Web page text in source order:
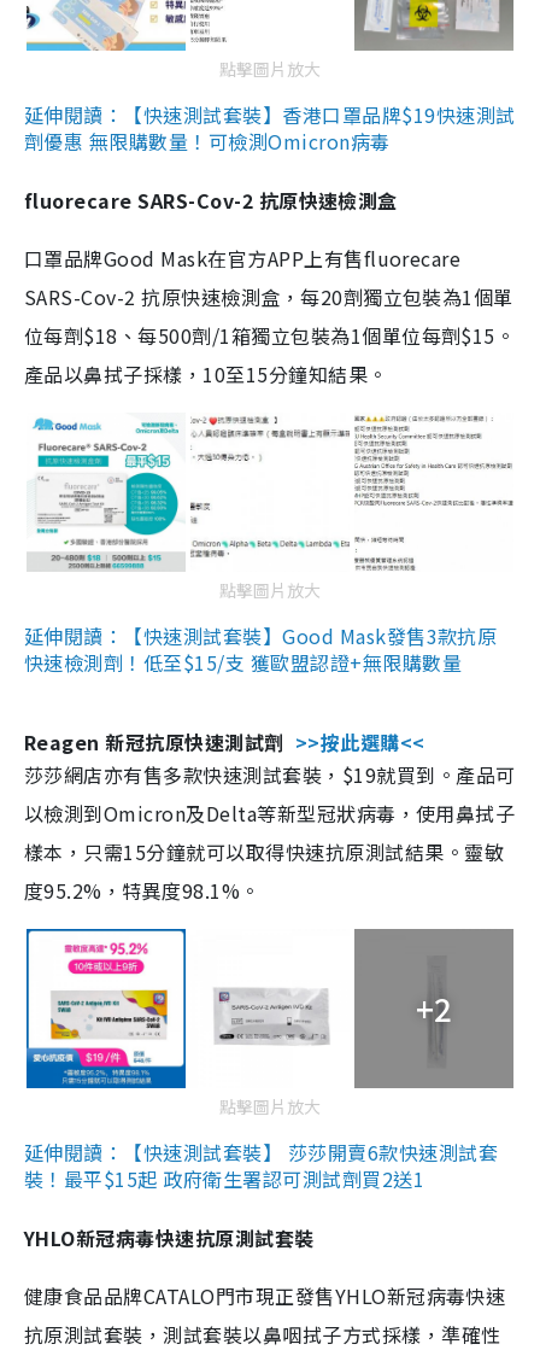
點擊圖片放大
延伸閱讀：【快速測試套裝】香港口罩品牌$19快速測試
劑優惠 無限購數量！可檢測Omicron病毒
fluorecare SARS-Cov-2 抗原快速檢測盒
口罩品牌Good Mask在官方APP上有售fluorecare
SARS-Cov-2 抗原快速檢測盒，每20劑獨立包裝為1個單
位每劑$18、每500劑/1箱獨立包裝為1個單位每劑$15。
產品以鼻拭子採樣，10至15分鐘知結果。
點擊圖片放大
延伸閱讀：【快速測試套裝】Good Mask發售3款抗原
快速檢測劑！低至$15/支 獲歐盟認證+無限購數量
Reagen 新冠抗原快速測試劑 >>按此選購<<
莎莎網店亦有售多款快速測試套裝，$19就買到。產品可
以檢測到Omicron及Delta等新型冠狀病毒，使用鼻拭子
樣本，只需15分鐘就可以取得快速抗原測試結果。靈敏
度95.2%，特異度98.1%。
+2
點擊圖片放大
延伸閱讀：【快速測試套裝】 莎莎開賣6款快速測試套
裝！最平$15起 政府衛生署認可測試劑買2送1
YHLO新冠病毒快速抗原測試套裝
健康食品品牌CATALO門市現正發售YHLO新冠病毒快速
抗原測試套裝，測試套裝以鼻咽拭子方式採樣，準確性